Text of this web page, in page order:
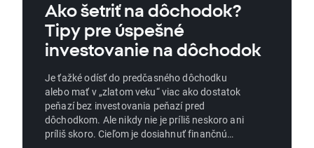
Ako šetriť na dôchodok?
Tipy pre úspešné
investovanie na dôchodok
Je ťažké odísť do predčasného dôchodku
alebo mať v „zlatom veku“ viac ako dostatok
peňazí bez investovania peňazí pred
dôchodkom. Ale nikdy nie je príliš neskoro ani
príliš skoro. Cieľom je dosiahnuť finančnú